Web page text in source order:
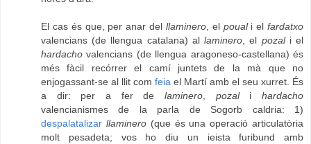
El cas és que, per anar del llaminero, el poual i elfardatxo
valencians (de llengua catalana) allaminero, el pozal i el
hardachovalencians (de llengua aragoneso-castellana) és
més fàcil recórrer el camí juntets de la mà que no
enjogassant-se al llit com feia el Martí amb el seu xurret. És
a dir: per a fer de laminero, pozal ihardacho
valencianismes de la parla de Sogorb caldria: 1)
despalatalizar llaminero (que és una operació articulatòria
molt pesadeta; vos ho diu un ieista furibund amb